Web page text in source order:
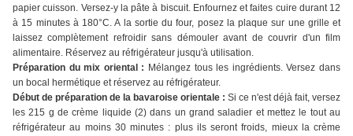
papier cuisson. Versez-y la pâte à biscuit. Enfournez et faites cuire durant 12
à 15 minutes à 180°C. A la sortie du four, posez la plaque sur une grille et
laissez complètement refroidir sans démouler avant de couvrir d'un film
alimentaire. Réservez au réfrigérateur jusqu'à utilisation.
Préparation du mix oriental : Mélangez tous les ingrédients. Versez dans
un bocal hermétique et réservez au réfrigérateur.
Début de préparation de la bavaroise orientale : Si ce n'est déjà fait, versez
les 215 g de crème liquide (2) dans un grand saladier et mettez le tout au
réfrigérateur au moins 30 minutes : plus ils seront froids, mieux la crème